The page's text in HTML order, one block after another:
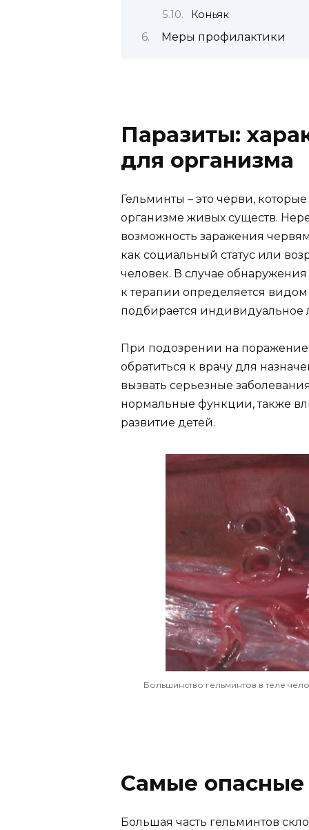
Коньяк
Меры профилактики
Паразиты:
для организма
Гельминты – это черви,
организме живых существ.
возможность заражения
как социальный статус или
человек. В случае
к терапии определяется
подбирается индивидуальное
При подозрении на
обратиться к врачу для
вызвать серьезные
нормальные функции, также
развитие детей.
Большинство гельминтов в теле
Самые
Большая часть гельминтов